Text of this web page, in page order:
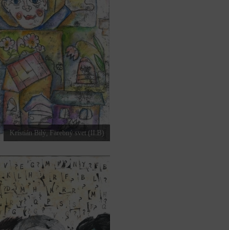
Kristián Bilý, Farebný svet (II.B)